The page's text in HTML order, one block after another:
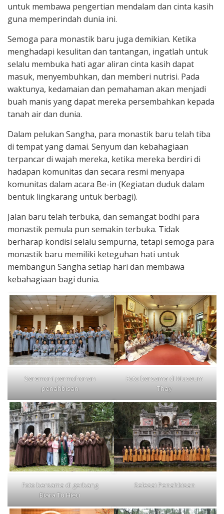
untuk membawa pengertian mendalam dan cinta kasih
guna memperindah dunia ini.
Semoga para monastik baru juga demikian. Ketika
menghadapi kesulitan dan tantangan, ingatlah untuk
selalu membuka hati agar aliran cinta kasih dapat
masuk, menyembuhkan, dan memberi nutrisi. Pada
waktunya, kedamaian dan pemahaman akan menjadi
buah manis yang dapat mereka persembahkan kepada
tanah air dan dunia.
Dalam pelukan Sangha, para monastik baru telah tiba
di tempat yang damai. Senyum dan kebahagiaan
terpancar di wajah mereka, ketika mereka berdiri di
hadapan komunitas dan secara resmi menyapa
komunitas dalam acara Be-in (Kegiatan duduk dalam
bentuk lingkarang untuk berbagi).
Jalan baru telah terbuka, dan semangat bodhi para
monastik pemula pun semakin terbuka. Tidak
berharap kondisi selalu sempurna, tetapi semoga para
monastik baru memiliki keteguhan hati untuk
membangun Sangha setiap hari dan membawa
kebahagiaan bagi dunia.
Seremoni permohonan
penahbisan
Foto bersama di Museum
Thay
Foto bersama di gerbang
Biara Tu Hieu
Selesai Penahbisan